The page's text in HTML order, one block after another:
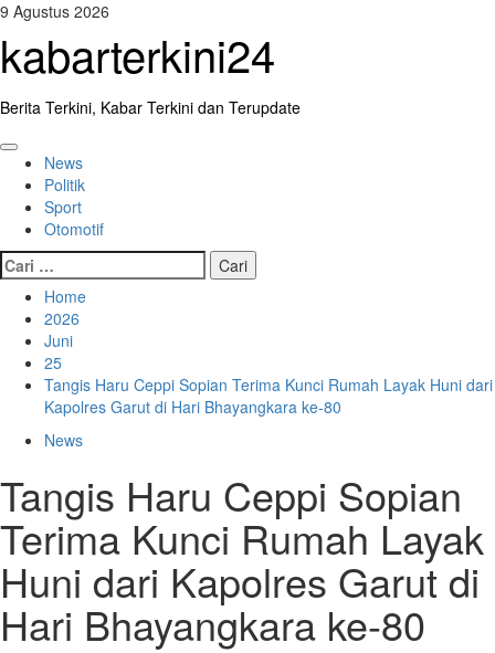
Skip
content
9 Agustus 2026
kabarterkini24
Berita Terkini, Kabar Terkini dan Terupdate
Primary
Menu
News
Politik
Sport
Otomotif
Cari
untuk:
Home
2026
Juni
25
Tangis Haru Ceppi Sopian Terima Kunci Rumah Layak Huni dari
Kapolres Garut di Hari Bhayangkara ke-80
News
Tangis Haru Ceppi Sopian
Terima Kunci Rumah Layak
Huni dari Kapolres Garut di
Hari Bhayangkara ke-80